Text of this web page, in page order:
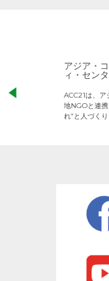
アジア・
ィ・セン
ACC21は、ア
地NGOと連
れ”と人づく